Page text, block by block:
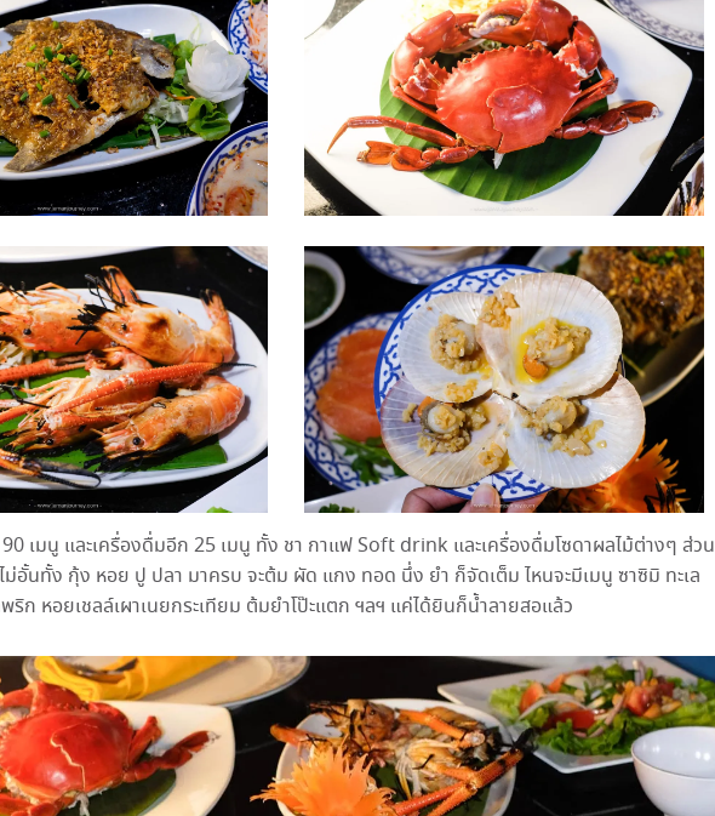
90 เมนู และเครื่องดื่มอีก 25 เมนู ทั้ง ชา กาแฟ Soft drink และเครื่องดื่มโซดาผลไม้ต่างๆ ส่วน
ม่อั้นทั้ง กุ้ง หอย ปู ปลา มาครบ จะต้ม ผัด แกง ทอด นึ่ง ยำ ก็จัดเต็ม ไหนจะมีเมนู ซาซิมิ ทะเล
พริก หอยเชลล์เผาเนยกระเทียม ต้มยำโป๊ะแตก ฯลฯ แค่ได้ยินก็น้ำลายสอแล้ว